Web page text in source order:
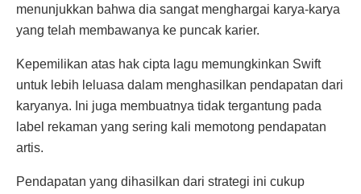
menunjukkan bahwa dia sangat menghargai karya-karya
yang telah membawanya ke puncak karier.
Kepemilikan atas hak cipta lagu memungkinkan Swift
untuk lebih leluasa dalam menghasilkan pendapatan dari
karyanya. Ini juga membuatnya tidak tergantung pada
label rekaman yang sering kali memotong pendapatan
artis.
Pendapatan yang dihasilkan dari strategi ini cukup